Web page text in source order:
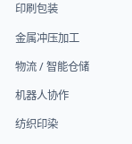
印刷包装
金属冲压加工
物流 / 智能仓储
机器人协作
纺织印染